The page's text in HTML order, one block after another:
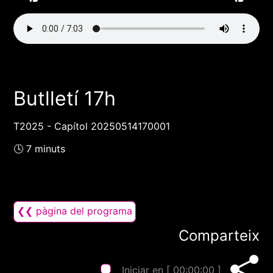
Butlletí 17h
T2025 - Capítol 20250514170001
🕓 7 minuts
❮❮ pàgina del programa
Comparteix
Iniciar en [ 00:00:00 ]